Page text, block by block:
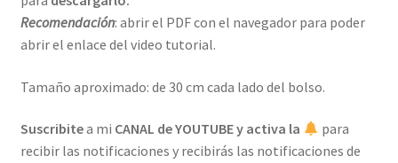
Recomendación: abrir el PDF con el navegador para poder
abrir el enlace del video tutorial.
Tamaño aproximado: de 30 cm cada lado del bolso.
Suscribitea mi CANAL de YOUTUBE y activa la
para
recibir las notificaciones y recibirás las notificaciones de